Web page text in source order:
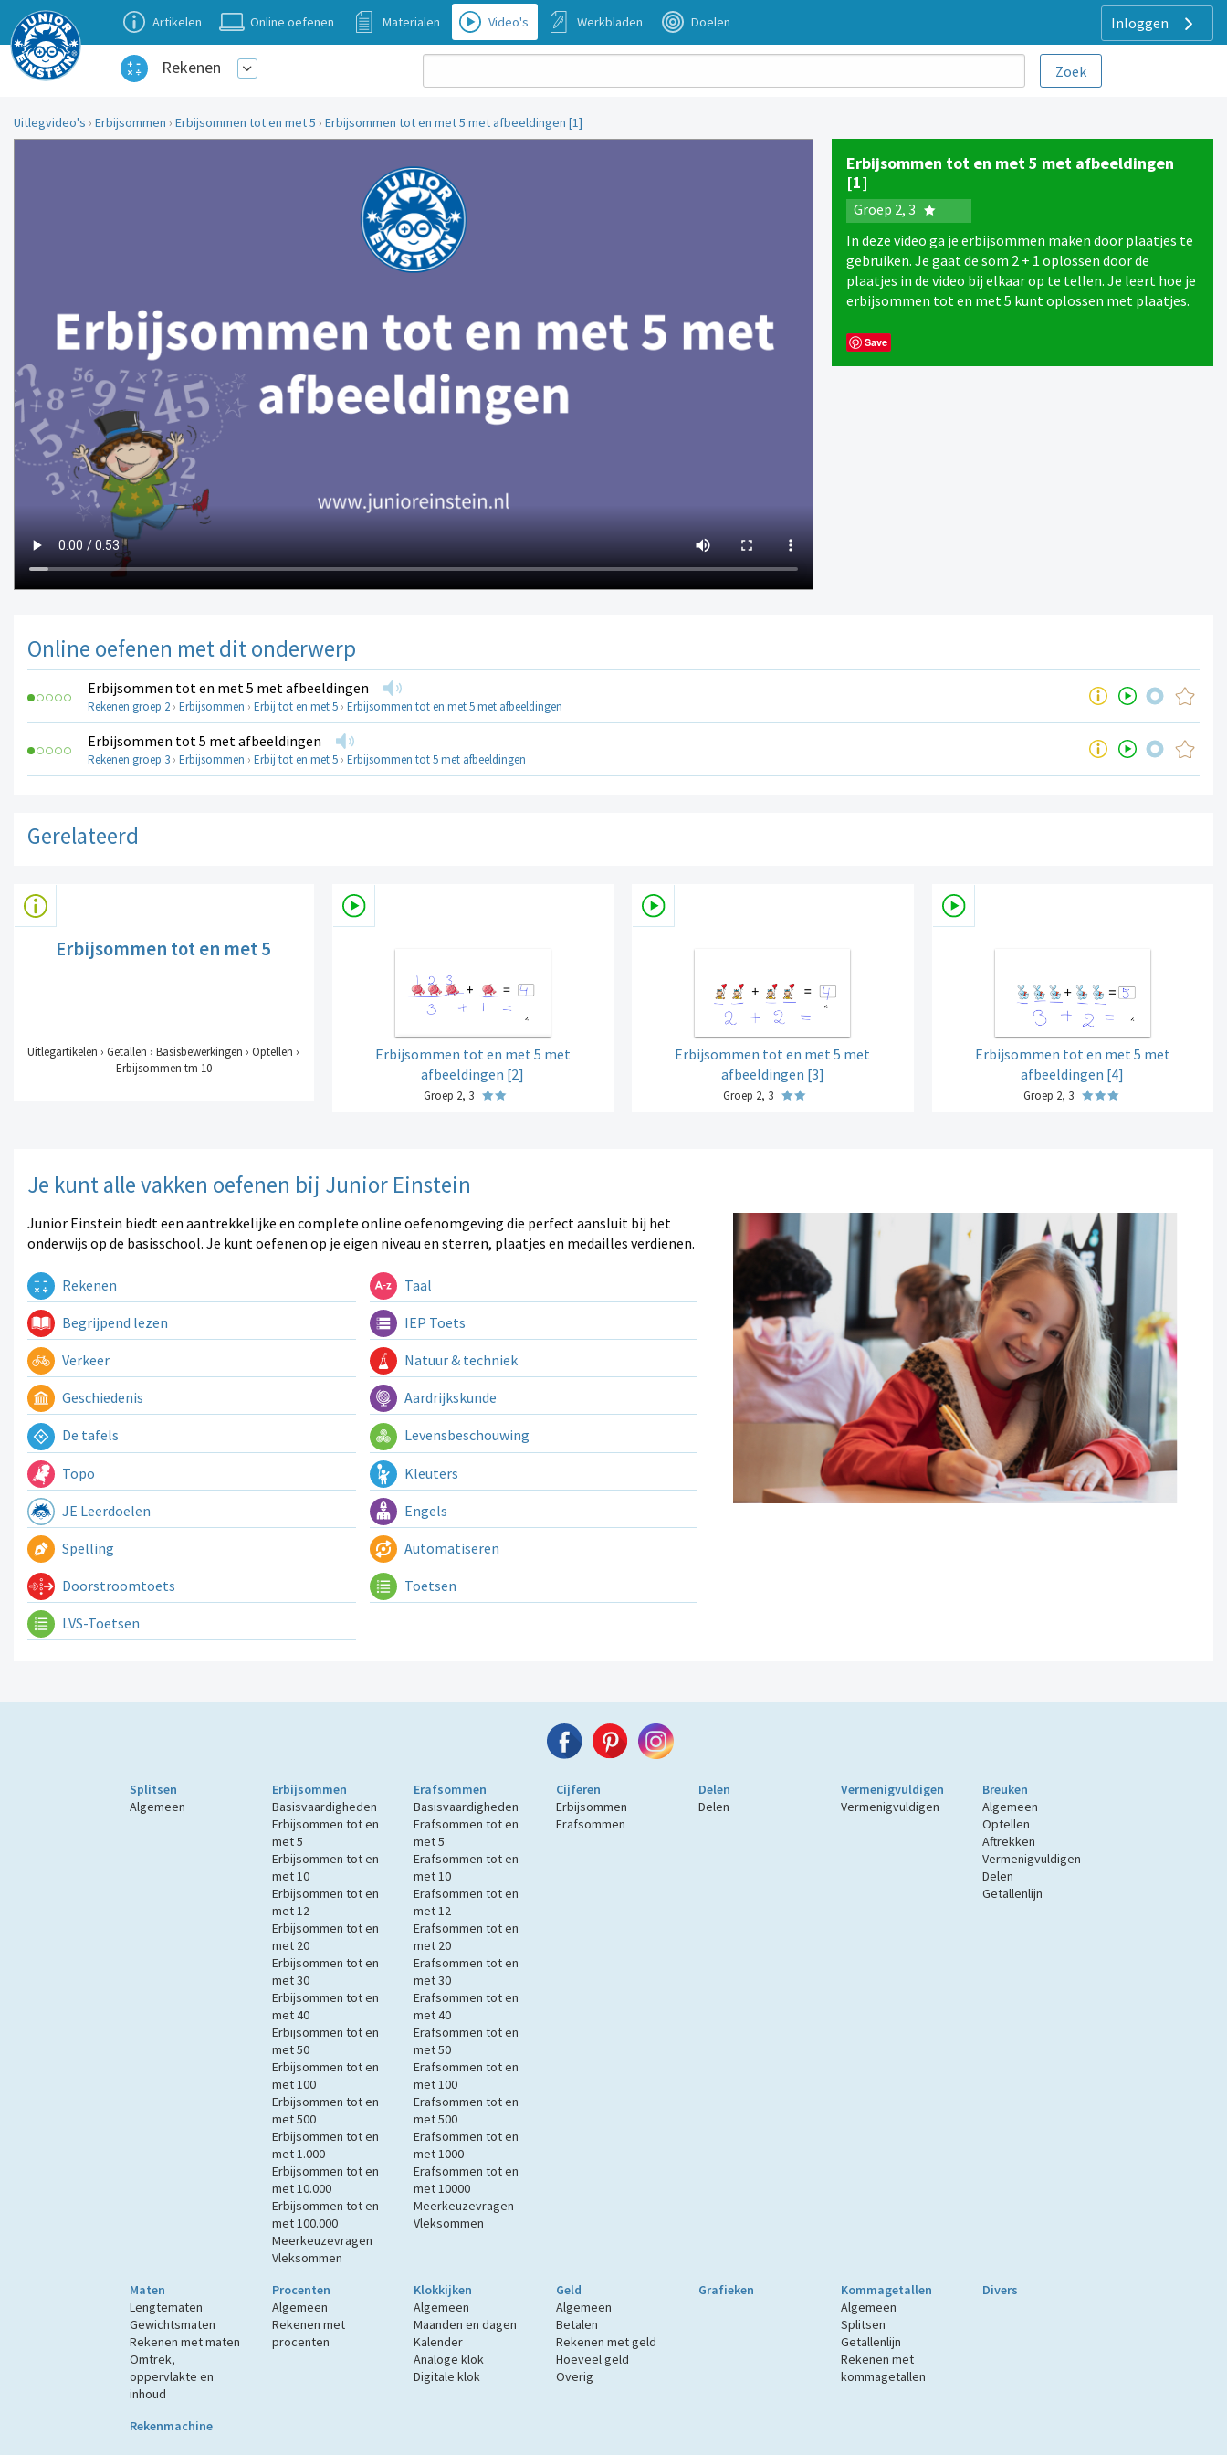
Inloggen
Artikelen Online oefenen Materialen Video's Werkbladen Doelen
Rekenen
Uitlegvideo's › Erbijsommen › Erbijsommen tot en met 5 › Erbijsommen tot en met 5 met afbeeldingen [1]
Erbijsommen tot en met 5 met afbeeldingen
[1]
Groep 2, 3
In deze video ga je erbijsommen maken door plaatjes te
gebruiken. Je gaat de som 2 + 1 oplossen door de
plaatjes in de video bij elkaar op te tellen. Je leert hoe je
erbijsommen tot en met 5 kunt oplossen met plaatjes.
Save
Online oefenen met dit onderwerp
Erbijsommen tot en met 5 met afbeeldingen
Rekenen groep 2 › Erbijsommen › Erbij tot en met 5 › Erbijsommen tot en met 5 met afbeeldingen
Erbijsommen tot 5 met afbeeldingen
Rekenen groep 3 › Erbijsommen › Erbij tot en met 5 › Erbijsommen tot 5 met afbeeldingen
Gerelateerd
Erbijsommen tot en met 5
Uitlegartikelen › Getallen › Basisbewerkingen › Optellen ›
Erbijsommen tm 10
Erbijsommen tot en met 5 met
afbeeldingen [2]
Groep 2, 3
Erbijsommen tot en met 5 met
afbeeldingen [3]
Groep 2, 3
Erbijsommen tot en met 5 met
afbeeldingen [4]
Groep 2, 3
Je kunt alle vakken oefenen bij Junior Einstein
Junior Einstein biedt een aantrekkelijke en complete online oefenomgeving die perfect aansluit bij het
onderwijs op de basisschool. Je kunt oefenen op je eigen niveau en sterren, plaatjes en medailles verdienen.
Rekenen Taal
Begrijpend lezen IEP Toets
Verkeer Natuur & techniek
Geschiedenis Aardrijkskunde
De tafels Levensbeschouwing
Topo Kleuters
JE Leerdoelen Engels
Spelling Automatiseren
Doorstroomtoets Toetsen
LVS-Toetsen
Splitsen
Algemeen
Erbijsommen
Basisvaardigheden
Erbijsommen tot en
met 5
Erbijsommen tot en
met 10
Erbijsommen tot en
met 12
Erbijsommen tot en
met 20
Erbijsommen tot en
met 30
Erbijsommen tot en
met 40
Erbijsommen tot en
met 50
Erbijsommen tot en
met 100
Erbijsommen tot en
met 500
Erbijsommen tot en
met 1.000
Erbijsommen tot en
met 10.000
Erbijsommen tot en
met 100.000
Meerkeuzevragen
Vleksommen
Erafsommen
Basisvaardigheden
Erafsommen tot en
met 5
Erafsommen tot en
met 10
Erafsommen tot en
met 12
Erafsommen tot en
met 20
Erafsommen tot en
met 30
Erafsommen tot en
met 40
Erafsommen tot en
met 50
Erafsommen tot en
met 100
Erafsommen tot en
met 500
Erafsommen tot en
met 1000
Erafsommen tot en
met 10000
Meerkeuzevragen
Vleksommen
Cijferen
Erbijsommen
Erafsommen
Delen
Delen
Vermenigvuldigen
Vermenigvuldigen
Breuken
Algemeen
Optellen
Aftrekken
Vermenigvuldigen
Delen
Getallenlijn
Maten
Lengtematen
Gewichtsmaten
Rekenen met maten
Omtrek,
oppervlakte en
inhoud
Procenten
Algemeen
Rekenen met
procenten
Klokkijken
Algemeen
Maanden en dagen
Kalender
Analoge klok
Digitale klok
Geld
Algemeen
Betalen
Rekenen met geld
Hoeveel geld
Overig
Grafieken
Kommagetallen
Algemeen
Splitsen
Getallenlijn
Rekenen met
kommagetallen
Divers
Rekenmachine